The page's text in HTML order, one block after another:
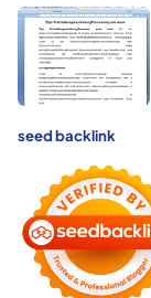
seed backlink